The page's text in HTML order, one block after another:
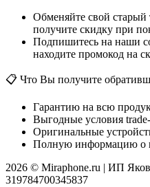
Обменяйте свой
получите скидку при
Подпишитесь на наши
находите промокод на
📋 Что Вы получите
Гарантию на всю
Выгодные условия
Оригинальные
Полную информацию о
2026 © Miraphone.ru | ИП
319784700345837